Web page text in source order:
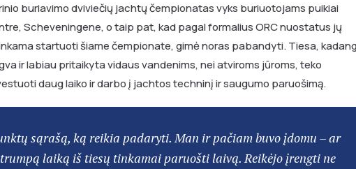
buriavimo dviviečių jachtų čempionatas vyks buriuotojams puikiai
Scheveningene, o taip pat, kad pagal formalius ORC nuostatus jų
startuoti šiame čempionate, gimė noras pabandyti. Tiesa,
ir labiau pritaikyta vidaus vandenims, nei atviroms jūroms, teko
daug laiko ir darbo į jachtos techninį ir saugumo paruošimą.
sąrašą, ką reikia padaryti. Man ir pačiam buvo įdomu – ar
laiką iš tiesų tinkamai paruošti laivą. Reikėjo įrengti ne